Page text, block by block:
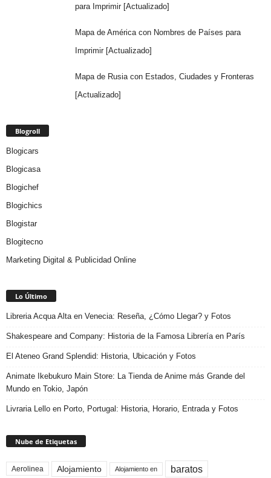
para Imprimir [Actualizado]
Mapa de América con Nombres de Países para
Imprimir [Actualizado]
Mapa de Rusia con Estados, Ciudades y Fronteras
[Actualizado]
Blogroll
Blogicars
Blogicasa
Blogichef
Blogichics
Blogistar
Blogitecno
Marketing Digital & Publicidad Online
Lo Último
Libreria Acqua Alta en Venecia: Reseña, ¿Cómo Llegar? y Fotos
Shakespeare and Company: Historia de la Famosa Librería en París
El Ateneo Grand Splendid: Historia, Ubicación y Fotos
Animate Ikebukuro Main Store: La Tienda de Anime más Grande del
Mundo en Tokio, Japón
Livraria Lello en Porto, Portugal: Historia, Horario, Entrada y Fotos
Nube de Etiquetas
Aerolinea Alojamiento Alojamiento en baratos